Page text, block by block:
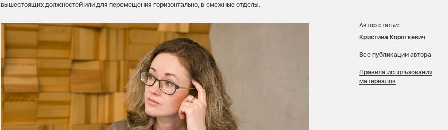
вышестоящих должностей или для перемещения горизонтально, в смежные отделы.
Автор статьи:
Кристина Короткевич
Все публикации автора
Правила использования
материалов